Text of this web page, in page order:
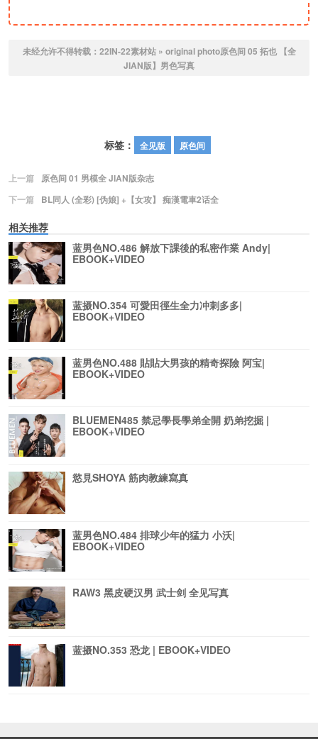
未经允许不得转载： 22IN-22素材站» original photo原色间 05 拓也 【全
JIAN版】男色写真
标签： 全见版 原色间
上一篇
原色间 01 男模全 JIAN版杂志
下一篇
BL同人 (全彩) [伪娘] +【女攻】 痴漢電車2话全
相关推荐
蓝男色NO.486 解放下課後的私密作業 Andy|
EBOOK+VIDEO
蓝摄NO.354 可愛田徑生全力冲刺多多|
EBOOK+VIDEO
蓝男色NO.488 貼貼大男孩的精奇探險 阿宝|
EBOOK+VIDEO
BLUEMEN485 禁忌學長學弟全開 奶弟挖掘 |
EBOOK+VIDEO
慾見SHOYA 筋肉教練寫真
蓝男色NO.484 排球少年的猛力 小沃|
EBOOK+VIDEO
RAW3 黑皮硬汉男 武士剑 全见写真
蓝摄NO.353 恐龙 | EBOOK+VIDEO